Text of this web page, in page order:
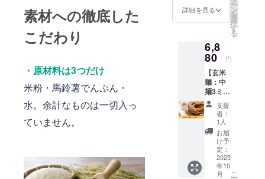
素材への徹底した
こだわり
・原材料は3つだけ
米粉・馬鈴薯でんぷん・
水。余計なものは一切入っ
ていません。
はない
を避け
てくだ
さい ・
料：米
（特別
栽培
米、千
葉県柏
産）、
北海道
産 馬鈴
薯でん
粉（遺
伝子組
お礼の
メール
送料込
みのお
値段で
す。 ・
容量：1
袋あた
り120g
・賞味
期限：
製造後6
か月 ・
保存方
法：直
射日
詳細を見る ー
ン
を
選
択
す
る
6,8
80 円
【玄米
麺：中
麺3ミリ
14食
セッ
ト】 玄
米麺：
中麺3ミ
リ14食
セット
をお届
けしま
支援
者：
1人
お届
け予
定：
2025
年10
月
こ